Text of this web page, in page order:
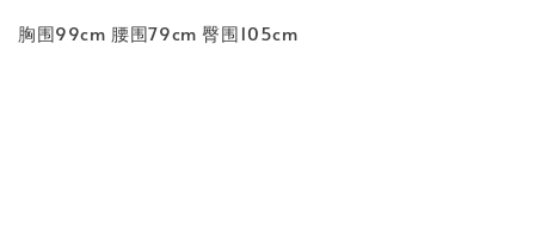
胸围99cm 腰围79cm 臀围105cm